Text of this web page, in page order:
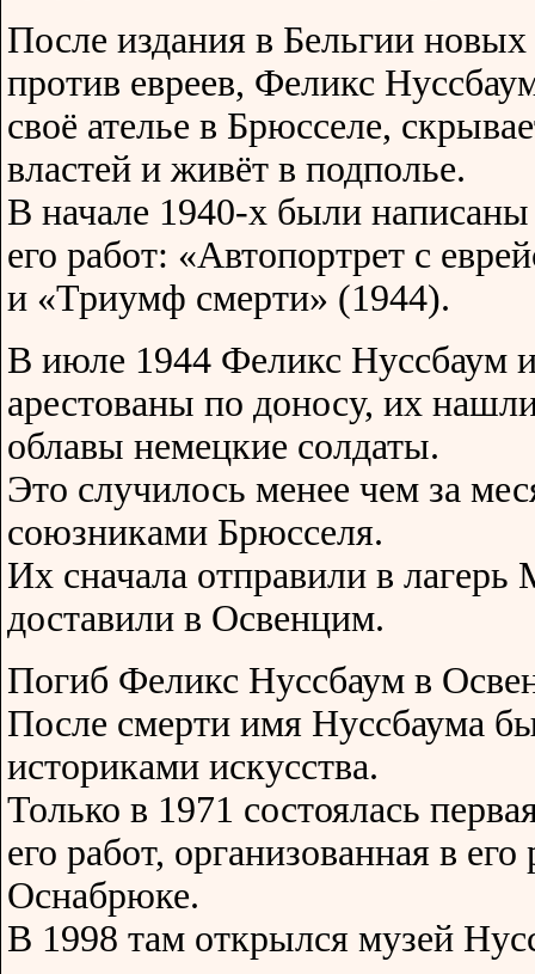
После издания в Бельгии
против евреев, Феликс
своё ателье в Брюсселе,
властей и живёт в подполье.
В начале 1940-х были
его работ: «Автопортрет с
и «Триумф смерти» (1944).
В июле 1944 Феликс Нуссбаум
арестованы по доносу, их
облавы немецкие солдаты.
Это случилось менее чем за
союзниками Брюсселя.
Их сначала отправили в лагерь
доставили в Освенцим.
Погиб Феликс Нуссбаум в
После смерти имя Нуссбаума
историками искусства.
Только в 1971 состоялась
его работ, организованная в
Оснабрюке.
В 1998 там открылся музей